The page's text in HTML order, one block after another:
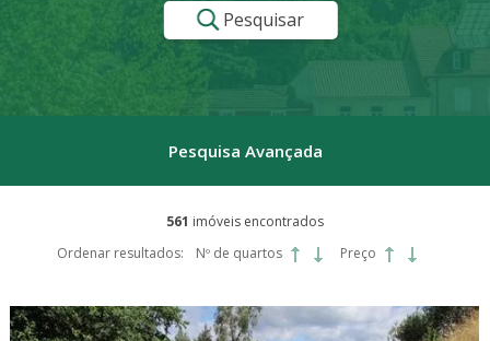
Pesquisar
Pesquisa Avançada
561 imóveis encontrados
Ordenar resultados:
Nº de quartos Preço